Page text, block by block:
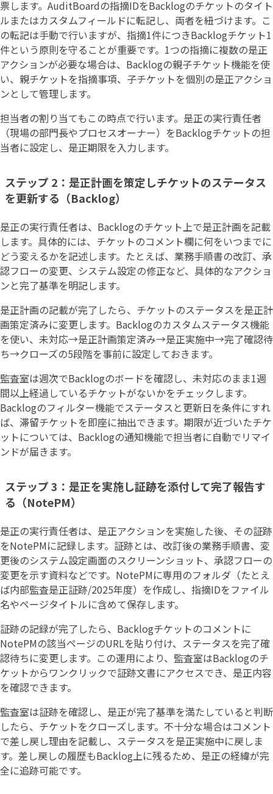
票します。AuditBoardの指摘IDをBacklogのチケットのタイト
ルまたはカスタムフィールドに転記し、両者を紐づけます。こ
の転記は手動で行いますが、指摘1件につきBacklogチケット1
件という原則を守ることが重要です。1つの指摘に複数の是正
アクションが必要な場合は、Backlogの親子チケット機能を使
い、親チケットを指摘事項、子チケットを個別の是正アクショ
ンとして管理します。
担当者の割り当てもこの時点で行います。是正の実行責任者
（現場の部門長やプロセスオーナー）をBacklogチケットの担
当者に設定し、是正期限を入力します。
ステップ 2：是正計画を策定しチケットのステータス
を更新する（Backlog）
是正の実行責任者は、Backlogのチケット上で是正計画を記載
します。具体的には、チケットのコメント欄に何をいつまでに
どう変えるかを記述します。たとえば、業務手順書の改訂、承
認フローの変更、システム設定の修正など、具体的なアクショ
ンと完了基準を明記します。
是正計画の記載が完了したら、チケットのステータスを是正計
画策定済みに変更します。Backlogのカスタムステータス機能
を使い、未対応→是正計画策定済み→是正実施中→完了確認待
ち→クローズの5段階を事前に設定しておきます。
監査室は週次でBacklogのボードを確認し、未対応のまま1週
間以上経過しているチケットがないかをチェックします。
Backlogのフィルター機能でステータスと更新日を条件にすれ
ば、滞留チケットを即座に抽出できます。期限が近づいたチケ
ットについては、Backlogの通知機能で担当者に自動でリマイ
ンドが届きます。
ステップ 3：是正を実施し証跡を添付して完了報告す
る（NotePM）
是正の実行責任者は、是正アクションを実施した後、その証跡
をNotePMに記録します。証跡とは、改訂後の業務手順書、変
更後のシステム設定画面のスクリーンショット、承認フローの
変更を示す資料などです。NotePMに専用のフォルダ（たとえ
ば内部監査是正証跡/2025年度）を作成し、指摘IDをファイル
名やページタイトルに含めて保存します。
証跡の記録が完了したら、Backlogチケットのコメントに
NotePMの該当ページのURLを貼り付け、ステータスを完了確
認待ちに変更します。この運用により、監査室はBacklogのチ
ケットからワンクリックで証跡文書にアクセスでき、是正内容
を確認できます。
監査室は証跡を確認し、是正が完了基準を満たしていると判断
したら、チケットをクローズします。不十分な場合はコメント
で差し戻し理由を記載し、ステータスを是正実施中に戻しま
す。差し戻しの履歴もBacklog上に残るため、是正の経緯が完
全に追跡可能です。